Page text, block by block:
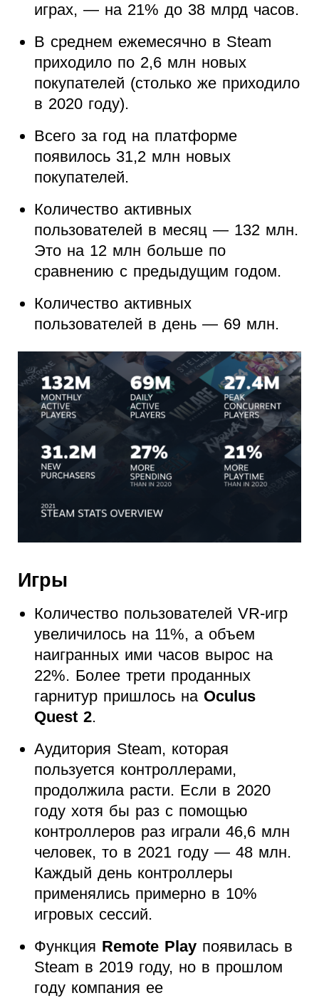
играх, — на 21% до 38 млрд часов.
В среднем ежемесячно в Steam
приходило по 2,6 млн новых
покупателей (столько же приходило
в 2020 году).
Всего за год на платформе
появилось 31,2 млн новых
покупателей.
Количество активных
пользователей в месяц — 132 млн.
Это на 12 млн больше по
сравнению с предыдущим годом.
Количество активных
пользователей в день — 69 млн.
Игры
Количество пользователей VR-игр
увеличилось на 11%, а объем
наигранных ими часов вырос на
22%. Более трети проданных
гарнитур пришлось на Oculus
Quest 2.
Аудитория Steam, которая
пользуется контроллерами,
продолжила расти. Если в 2020
году хотя бы раз с помощью
контроллеров раз играли 46,6 млн
человек, то в 2021 году — 48 млн.
Каждый день контроллеры
применялись примерно в 10%
игровых сессий.
Функция Remote Playпоявилась в
Steam в 2019 году, но в прошлом
году компания ее